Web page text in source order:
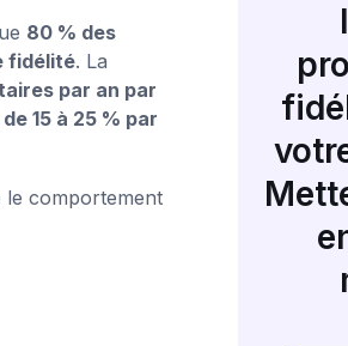
80 % des
fidélité. La
par an par
15 à 25 % par
le comportement